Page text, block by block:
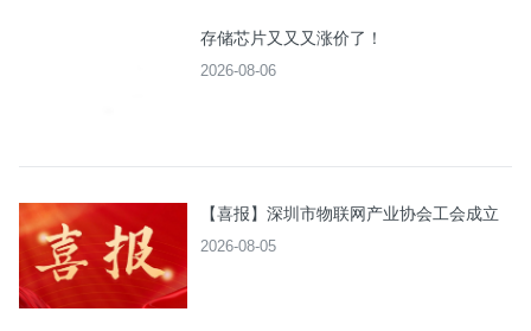
存储芯片又又又涨价了！
2026-08-06
【喜报】深圳市物联网产业协会工会成立
2026-08-05